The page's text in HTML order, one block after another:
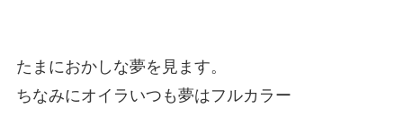
たまにおかしな夢を見ます。
ちなみにオイラいつも夢はフルカラー